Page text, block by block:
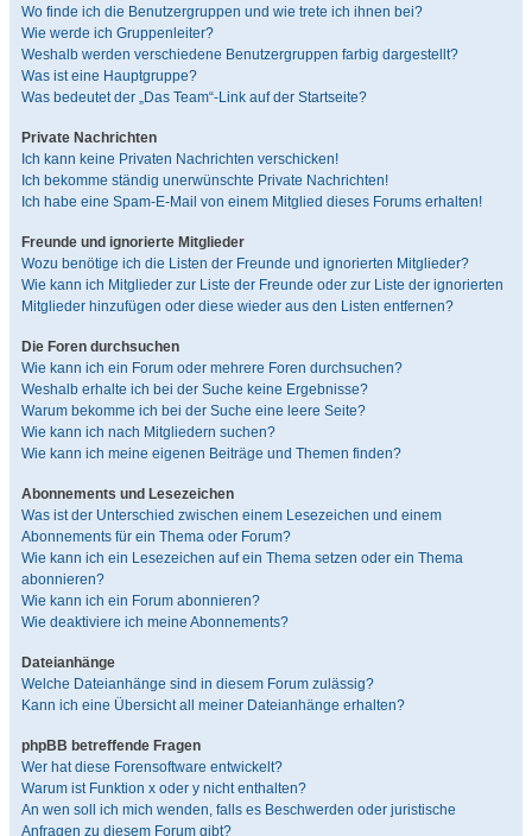
Wo finde ich die Benutzergruppen und wie trete ich ihnen bei?
Wie werde ich Gruppenleiter?
Weshalb werden verschiedene Benutzergruppen farbig dargestellt?
Was ist eine Hauptgruppe?
Was bedeutet der „Das Team“-Link auf der Startseite?
Private Nachrichten
Ich kann keine Privaten Nachrichten verschicken!
Ich bekomme ständig unerwünschte Private Nachrichten!
Ich habe eine Spam-E-Mail von einem Mitglied dieses Forums erhalten!
Freunde und ignorierte Mitglieder
Wozu benötige ich die Listen der Freunde und ignorierten Mitglieder?
Wie kann ich Mitglieder zur Liste der Freunde oder zur Liste der ignorierten
Mitglieder hinzufügen oder diese wieder aus den Listen entfernen?
Die Foren durchsuchen
Wie kann ich ein Forum oder mehrere Foren durchsuchen?
Weshalb erhalte ich bei der Suche keine Ergebnisse?
Warum bekomme ich bei der Suche eine leere Seite?
Wie kann ich nach Mitgliedern suchen?
Wie kann ich meine eigenen Beiträge und Themen finden?
Abonnements und Lesezeichen
Was ist der Unterschied zwischen einem Lesezeichen und einem
Abonnements für ein Thema oder Forum?
Wie kann ich ein Lesezeichen auf ein Thema setzen oder ein Thema
abonnieren?
Wie kann ich ein Forum abonnieren?
Wie deaktiviere ich meine Abonnements?
Dateianhänge
Welche Dateianhänge sind in diesem Forum zulässig?
Kann ich eine Übersicht all meiner Dateianhänge erhalten?
phpBB betreffende Fragen
Wer hat diese Forensoftware entwickelt?
Warum ist Funktion x oder y nicht enthalten?
An wen soll ich mich wenden, falls es Beschwerden oder juristische
Anfragen zu diesem Forum gibt?